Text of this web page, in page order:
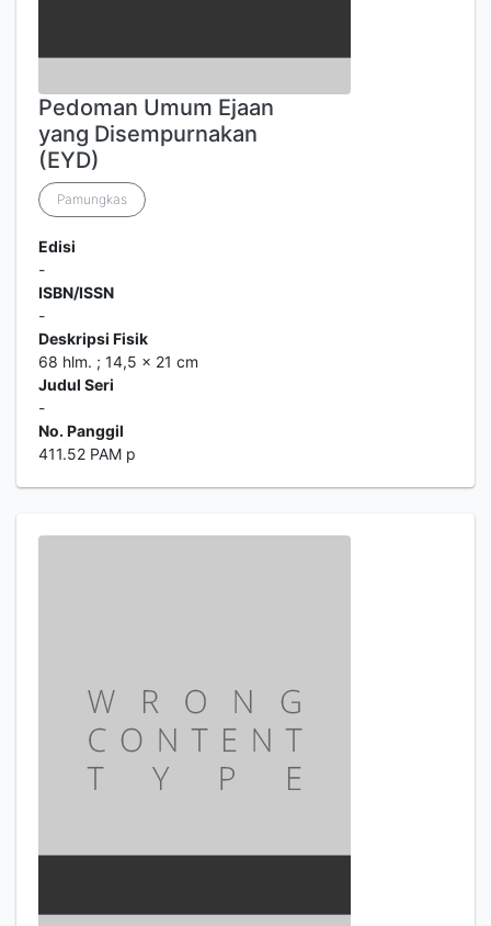
Pedoman Umum Ejaan
yang Disempurnakan
(EYD)
Pamungkas
Edisi
-
ISBN/ISSN
-
Deskripsi Fisik
68 hlm. ; 14,5 x 21 cm
Judul Seri
-
No. Panggil
411.52 PAM p